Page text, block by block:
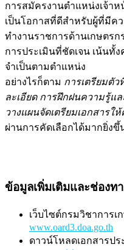
การสมัครงานตำแหน่งเจ้า
เป็นโอกาสที่ดีสำหรับผู้ที่มีค
ทำงานราชการด้านเกษตร
การประเมินที่ชัดเจน เน้นทั้
จำเป็นตามตำแหน่ง
อย่างไรก็ตาม การเตรียมตั
ละเอียด การฝึกฝนความรู้แ
วางแผนจัดเตรียมเอกสารใ
ผ่านการคัดเลือกได้มากยิ่งขึ้
ข้อมูลเพิ่มเติมและช่องท
เว็บไซต์กรมวิชาการเ
www.oard3.doa.go.th
ดาวน์โหลดเอกสารปร